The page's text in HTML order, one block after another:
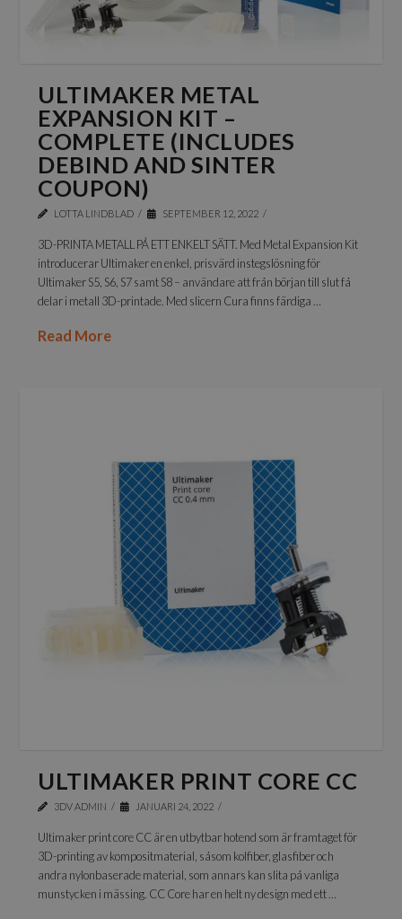
ULTIMAKER METAL
EXPANSION KIT –
COMPLETE (INCLUDES
DEBIND AND SINTER
COUPON)
LOTTA LINDBLAD SEPTEMBER 12, 2022
3D-PRINTA METALL PÅ ETT ENKELT SÄTT. Med Metal Expansion Kit
introducerar Ultimaker en enkel, prisvärd instegslösning för
Ultimaker S5, S6, S7 samt S8 – användare att från början till slut få
delar i metall 3D-printade. Med slicern Cura finns färdiga …
Read More
ULTIMAKER PRINT CORE CC
3DV ADMIN JANUARI 24, 2022
Ultimaker print core CC är en utbytbar hotend som är framtaget för
3D-printing av kompositmaterial, såsom kolfiber, glasfiber och
andra nylonbaserade material, som annars kan slita på vanliga
munstycken i mässing. CC Core har en helt ny design med ett …